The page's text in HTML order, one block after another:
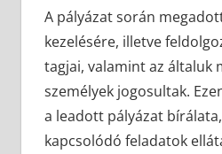
A pályázat során
kezelésére, illetve
tagjai, valamint az általuk
személyek jogosultak.
a leadott pályázat
kapcsolódó feladatok